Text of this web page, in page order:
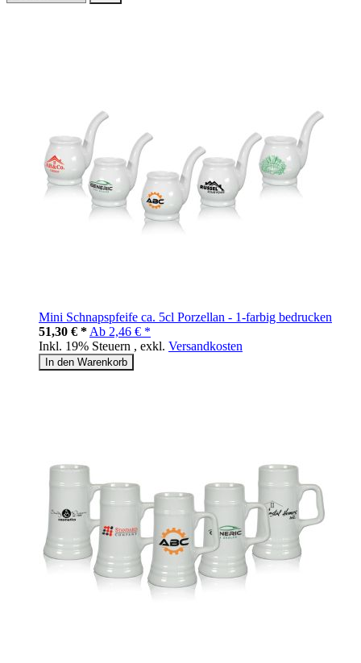
Mini Schnapspfeife ca. 5cl Porzellan - 1-farbig bedrucken
51,30 € * Ab 2,46 € *
Inkl. 19% Steuern , exkl. Versandkosten
In den Warenkorb